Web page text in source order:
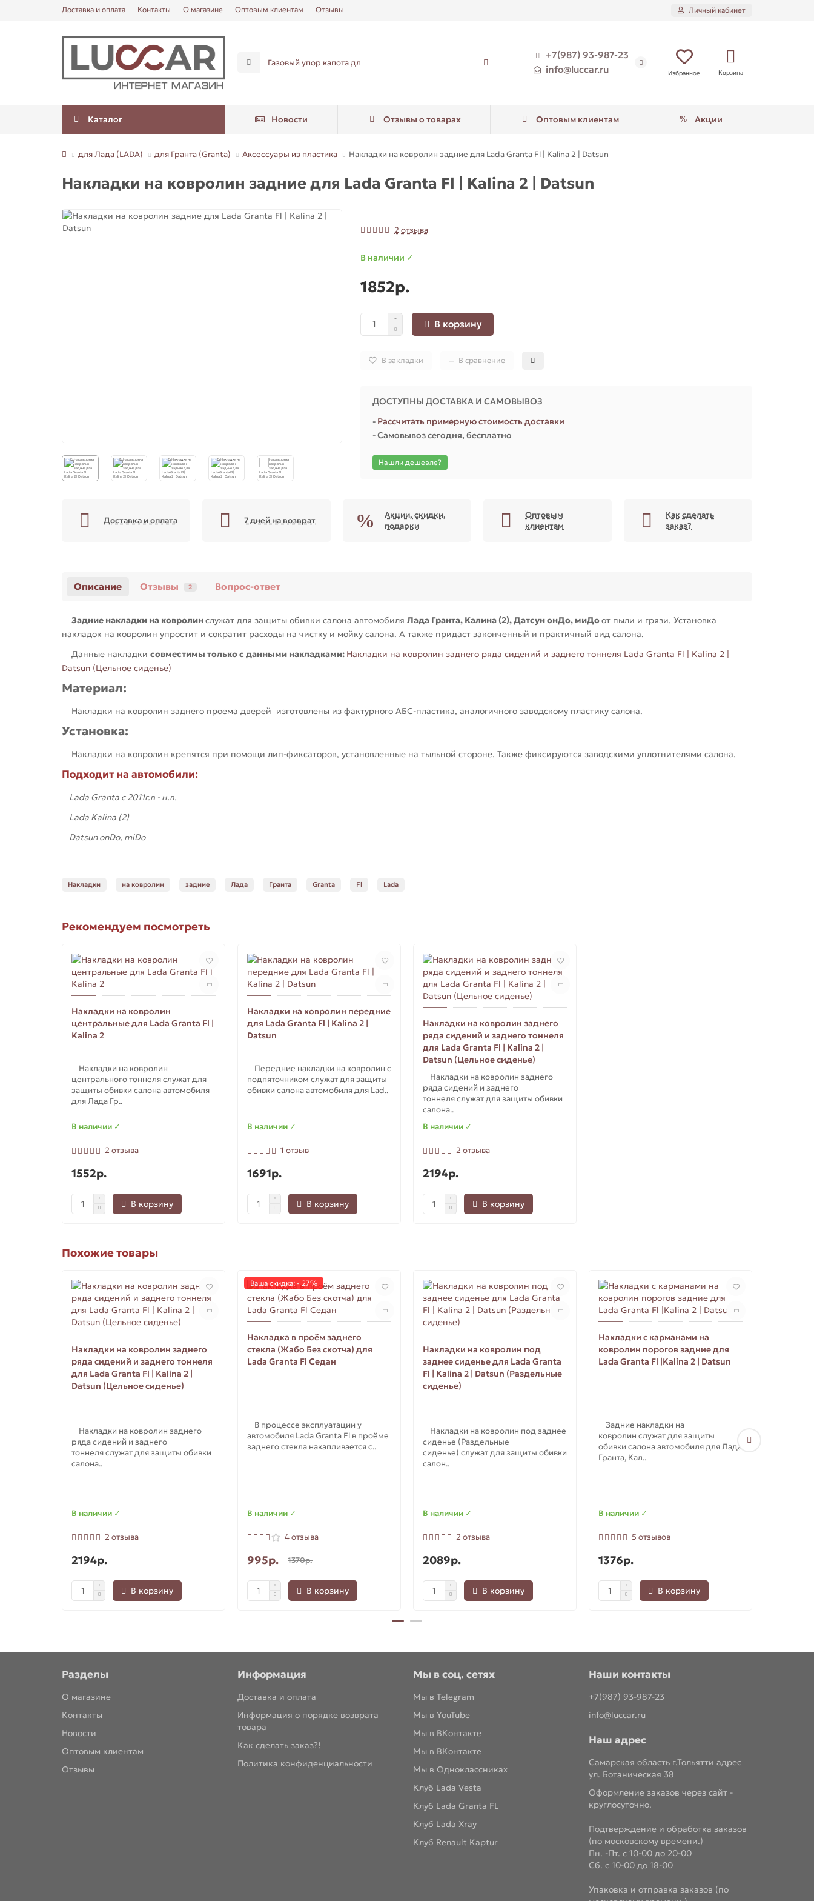
Доставка и оплата Контакты О магазине Оптовым клиентам Отзывы Личный кабинет
+7(987) 93-987-23
info@luccar.ru
Избранное Корзина
Каталог Новости Отзывы о товарах Оптовым клиентам Акции
для Лада (LADA) для Гранта (Granta) Аксессуары из пластика Накладки на ковролин задние для Lada Granta Fl | Kalina 2 | Datsun
Накладки на ковролин задние для Lada Granta Fl | Kalina 2 | Datsun
2 отзыва
В наличии ✓
1852р.
В корзину
В закладки В сравнение
ДОСТУПНЫ ДОСТАВКА И САМОВЫВОЗ
- Рассчитать примерную стоимость доставки
- Самовывоз сегодня, бесплатно
Нашли дешевле?
Доставка и оплата 7 дней на возврат
Акции, скидки,
подарки
Оптовым
клиентам
Как сделать
заказ?
Описание Отзывы 2 Вопрос-ответ
Задние накладки на ковролинслужат для защиты обивки салона автомобиля Лада Гранта, Калина (2), Датсун онДо, миДоот пыли и грязи. Установка
накладок на ковролин упростит и сократит расходы на чистку и мойку салона. А также придаст законченный и практичный вид салона.
Данные накладки совместимы только с данными накладками: Накладки на ковролин заднего ряда сидений и заднего тоннеля Lada Granta Fl | Kalina 2 |
Datsun (Цельное сиденье)
Материал:
Накладки на ковролин заднего проема дверей изготовлены из фактурного АБС-пластика, аналогичного заводскому пластику салона.
Установка:
Накладки на ковролин крепятся при помощи лип-фиксаторов, установленные на тыльной стороне. Также фиксируются заводскими уплотнителями салона.
Подходит на автомобили:
Lada Granta c 2011г.в - н.в.
Lada Kalina (2)
Datsun onDo, miDo
Накладки на ковролин задние Лада Гранта Granta Fl Lada
Рекомендуем посмотреть
Накладки на ковролин
центральные для Lada Granta Fl |
Kalina 2
Накладки на ковролин
центрального тоннеля служат для
защиты обивки салона автомобиля
для Лада Гр..
В наличии ✓
2 отзыва
1552р.
В корзину
Накладки на ковролин передние
для Lada Granta Fl | Kalina 2 |
Datsun
Передние накладки на ковролин с
подпяточником служат для защиты
обивки салона автомобиля для Lad..
В наличии ✓
1 отзыв
1691р.
В корзину
Накладки на ковролин заднего
ряда сидений и заднего тоннеля
для Lada Granta Fl | Kalina 2 |
Datsun (Цельное сиденье)
Накладки на ковролин заднего
ряда сидений и заднего
тоннеля служат для защиты обивки
салона..
В наличии ✓
2 отзыва
2194р.
В корзину
Похожие товары
Накладки на ковролин заднего
ряда сидений и заднего тоннеля
для Lada Granta Fl | Kalina 2 |
Datsun (Цельное сиденье)
Накладки на ковролин заднего
ряда сидений и заднего
тоннеля служат для защиты обивки
салона..
В наличии ✓
2 отзыва
2194р.
В корзину
Ваша скидка: - 27%
Накладка в проём заднего
стекла (Жабо Без скотча) для
Lada Granta Fl Седан
В процессе эксплуатации у
автомобиля Lada Granta Fl в проёме
заднего стекла накапливается с..
В наличии ✓
4 отзыва
995р. 1370р.
В корзину
Накладки на ковролин под
заднее сиденье для Lada Granta
Fl | Kalina 2 | Datsun (Раздельные
сиденье)
Накладки на ковролин под заднее
сиденье (Раздельные
сиденье) служат для защиты обивки
салон..
В наличии ✓
2 отзыва
2089р.
В корзину
Накладки с карманами на
ковролин порогов задние для
Lada Granta Fl |Kalina 2 | Datsun
Задние накладки на
ковролин служат для защиты
обивки салона автомобиля для Лада
Гранта, Кал..
В наличии ✓
5 отзывов
1376р.
В корзину
Разделы
О магазине
Контакты
Новости
Оптовым клиентам
Отзывы
Информация
Доставка и оплата
Информация о порядке возврата
товара
Как сделать заказ?!
Политика конфиденциальности
Мы в соц. сетях
Мы в Telegram
Мы в YouTube
Мы в ВКонтакте
Мы в ВКонтакте
Мы в Одноклассниках
Клуб Lada Vesta
Клуб Lada Granta FL
Клуб Lada Xray
Клуб Renault Kaptur
Наши контакты
+7(987) 93-987-23
info@luccar.ru
Наш адрес
Самарская область г.Тольятти адрес
ул. Ботаническая 38
Оформление заказов через сайт -
круглосуточно.
Подтверждение и обработка заказов
(по московскому времени.)
Пн. -Пт. с 10-00 до 20-00
Сб. с 10-00 до 18-00
Упаковка и отправка заказов (по